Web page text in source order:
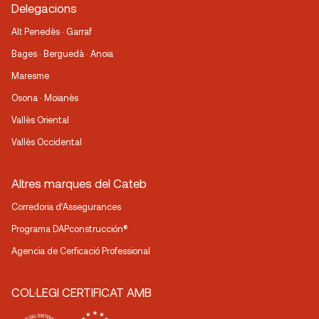
Delegacions
Alt Penedès · Garraf
Bages · Berguedà · Anoia
Maresme
Osona · Moianès
Vallès Oriental
Vallès Occidental
Altres marques del Cateb
Corredoria d’Assegurances
Programa DAPconstrucción®
Agencia de Cerficació Professional
COL·LEGI CERTIFICAT AMB